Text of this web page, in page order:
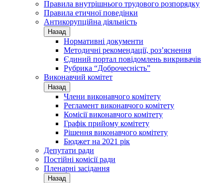
Правила внутрішнього трудового розпорядку
Правила етичної поведінки
Антикорупційна діяльність
Назад
Нормативні документи
Методичні рекомендації, роз’яснення
Єдиний портал повідомлень викривачів
Рубрика “Доброчесність”
Виконавчий комітет
Назад
Члени виконавчого комітету
Регламент виконавчого комітету
Комісії виконавчого комітету
Графік прийому комітету
Рішення виконавчого комітету
Бюджет на 2021 рік
Депутати ради
Постійні комісії ради
Пленарні засідання
Назад